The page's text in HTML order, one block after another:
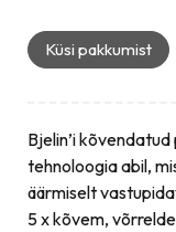
Küsi pakkumist
Bjelin’i
tehnoloogia abil,
äärmiselt
5 x kõvem,